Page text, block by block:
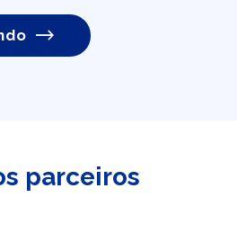
parceiros